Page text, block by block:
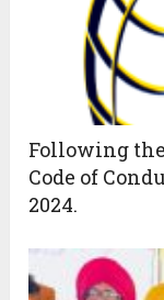
Following
Code of
2024.